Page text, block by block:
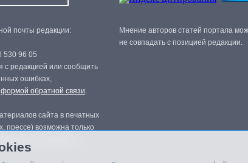
почты редакции:
530 96 05
с редакцией или сообщить
ошибках,
формой обратной связи.
сайта в печатных
прессе) возможна только
Мнение авторов статей портала
не совпадать с позицией редакции.